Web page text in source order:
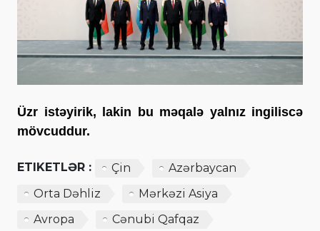
Üzr istəyirik, lakin bu məqalə yalnız ingiliscə
mövcuddur.
ETIKETLƏR : Çin
Azərbaycan
Orta Dəhliz
Mərkəzi Asiya
Avropa
Cənubi Qafqaz